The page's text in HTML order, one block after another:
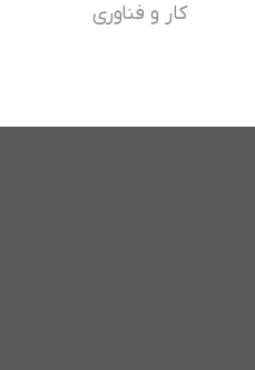
کار و فناوری